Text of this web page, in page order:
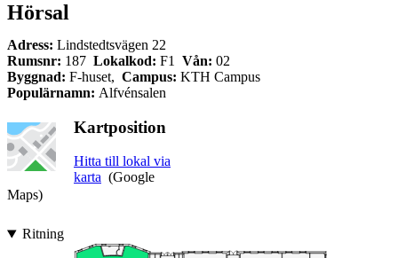
Hörsal
Adress: Lindstedtsvägen 22
Rumsnr: 187 Lokalkod: F1 Vån: 02
Byggnad: F-huset, Campus: KTH Campus
Populärnamn: Alfvénsalen
Kartposition
Hitta till lokal via
karta (Google
Maps)
Ritning